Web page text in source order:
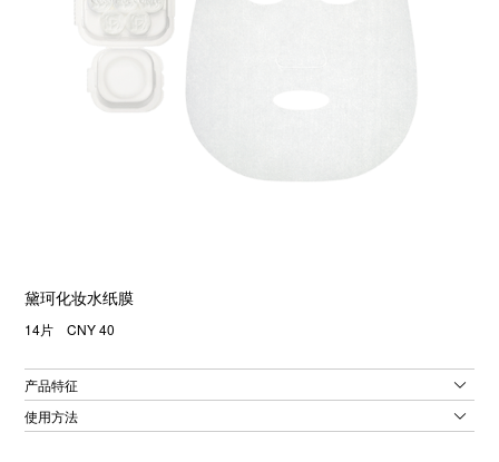
黛珂化妆水纸膜
14片 CNY 40
产品特征
使用方法